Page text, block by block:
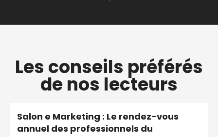
Les conseils préférés
de nos lecteurs
Salon e Marketing : Le rendez-vous
annuel des professionnels du